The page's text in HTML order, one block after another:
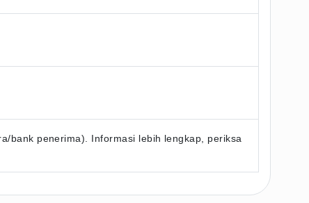
bank penerima). Informasi lebih lengkap, periksa